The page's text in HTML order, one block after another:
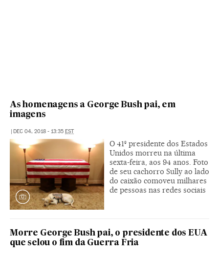
As homenagens a George Bush pai, em
imagens
DEC 04, 2018 - 13:35 EST
O 41º presidente dos Estados
Unidos morreu na última
sexta-feira, aos 94 anos. Foto
de seu cachorro Sully ao lado
do caixão comoveu milhares
de pessoas nas redes sociais
Morre George Bush pai, o presidente dos EUA
que selou o fim da Guerra Fria